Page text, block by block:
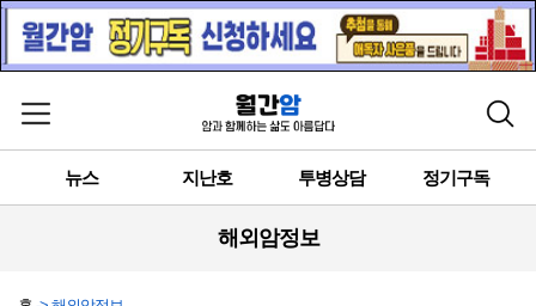
메뉴 열기 검색
뉴스 지난호 투병상담 정기구독
해외암정보